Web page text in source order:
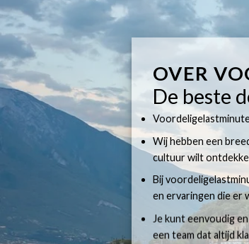
OVER
De beste
Wij hebben een
cultuur wilt
Bij
en ervaringen die er
Je kunt eenvoudig
een team dat altijd